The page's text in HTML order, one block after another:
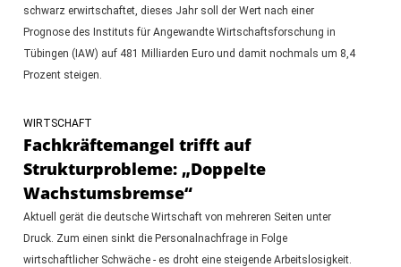
schwarz erwirtschaftet, dieses Jahr soll der Wert nach einer
Prognose des Instituts für Angewandte Wirtschaftsforschung in
Tübingen (IAW) auf 481 Milliarden Euro und damit nochmals um 8,4
Prozent steigen.
WIRTSCHAFT
Fachkräftemangel trifft auf
Strukturprobleme: „Doppelte
Wachstumsbremse“
Aktuell gerät die deutsche Wirtschaft von mehreren Seiten unter
Druck. Zum einen sinkt die Personalnachfrage in Folge
wirtschaftlicher Schwäche - es droht eine steigende Arbeitslosigkeit.